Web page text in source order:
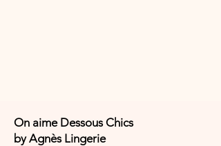
On aime Dessous Chics
by Agnès Lingerie